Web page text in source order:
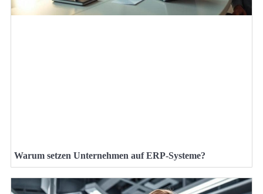
Warum setzen Unternehmen auf ERP-Systeme?